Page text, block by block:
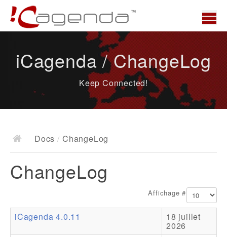
News
Docs
Documentation
Ressources
iCagenda / ChangeLog
Keep Connected!
Docs / ChangeLog
ChangeLog
Affichage #
iCagenda 4.0.11 18 juillet
2026